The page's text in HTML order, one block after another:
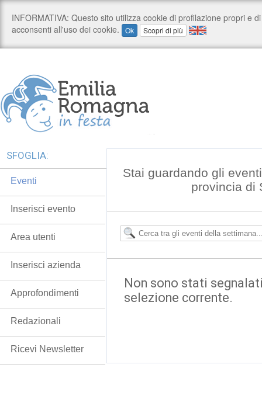
Stai guardando gli
provincia di
Non sono stati
selezione corrente.
SFOGLIA:
Eventi
Inserisci evento
Area utenti
Inserisci azienda
Approfondimenti
Redazionali
Ricevi Newsletter